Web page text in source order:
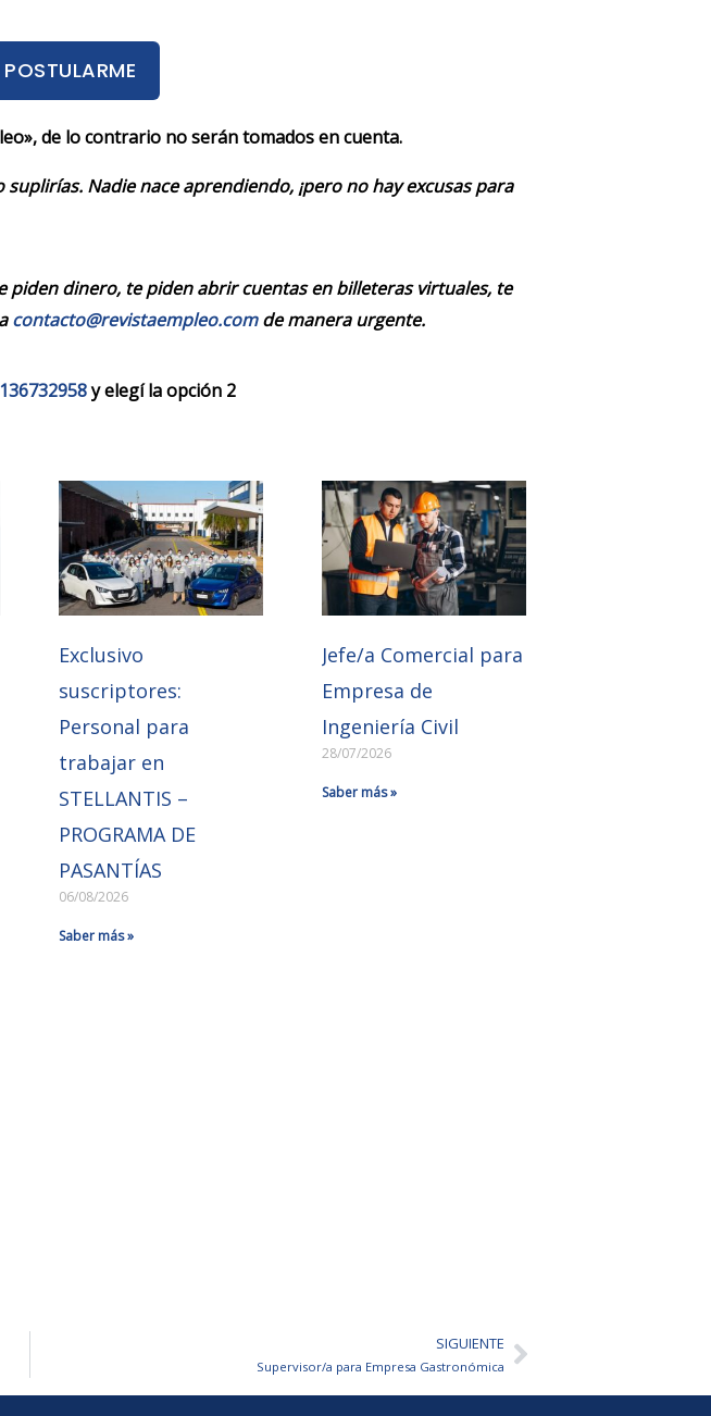
de lo contrario no serán tomados en cuenta.
Nadie nace aprendiendo, ¡pero no hay excusas para
dinero, te piden abrir cuentas en billeteras virtuales, te
contacto@revistaempleo.comde manera urgente.
y elegí la opción 2
Exclusivo
suscriptores:
Personal para
trabajar en
STELLANTIS –
PROGRAMA DE
PASANTÍAS
06/08/2026
Saber más »
Jefe/a Comercial para
Empresa de
Ingeniería Civil
28/07/2026
Saber más »
SIGUIENTE
Supervisor/a para Empresa GastronómicaSiguiente